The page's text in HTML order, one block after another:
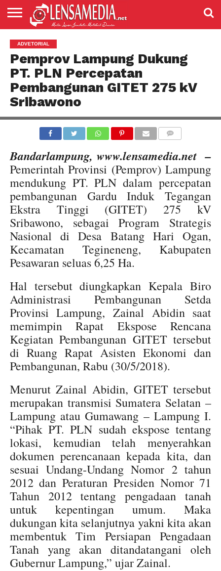
PENDIDIKAN
ENTERTAIMENT
POLITIK
PRISTIWA
SPORT
DAERAH
NASIONAL
ADVETORIAL
ADVETORIAL
Pemprov Lampung Dukung
PT. PLN Percepatan
Pembangunan GITET 275 kV
Sribawono
Bandarlampung, www.lensamedia.net –
Pemerintah Provinsi (Pemprov) Lampung
mendukung PT. PLN dalam percepatan
pembangunan Gardu Induk Tegangan
Ekstra Tinggi (GITET) 275 kV
Sribawono, sebagai Program Strategis
Nasional di Desa Batang Hari Ogan,
Kecamatan Tegineneng, Kabupaten
Pesawaran seluas 6,25 Ha.
Hal tersebut diungkapkan Kepala Biro
Administrasi Pembangunan Setda
Provinsi Lampung, Zainal Abidin saat
memimpin Rapat Ekspose Rencana
Kegiatan Pembangunan GITET tersebut
di Ruang Rapat Asisten Ekonomi dan
Pembangunan, Rabu (30/5/2018).
Menurut Zainal Abidin, GITET tersebut
merupakan transmisi Sumatera Selatan –
Lampung atau Gumawang – Lampung I.
“Pihak PT. PLN sudah ekspose tentang
lokasi, kemudian telah menyerahkan
dokumen perencanaan kepada kita, dan
sesuai Undang-Undang Nomor 2 tahun
2012 dan Peraturan Presiden Nomor 71
Tahun 2012 tentang pengadaan tanah
untuk kepentingan umum. Maka
dukungan kita selanjutnya yakni kita akan
membentuk Tim Persiapan Pengadaan
Tanah yang akan ditandatangani oleh
Gubernur Lampung,” ujar Zainal.